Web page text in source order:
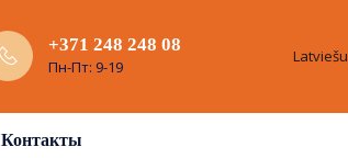
+371 248 248 08
Пн-Пт: 9-19
Latviešu
Контакты